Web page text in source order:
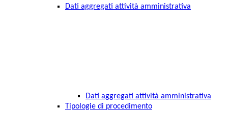
Dati aggregati attività amministrativa
Dati aggregati attività amministrativa
Tipologie di procedimento